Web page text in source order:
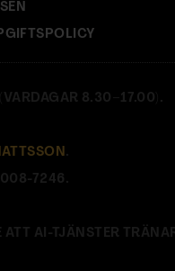
8.30–17.00).
.
7246.
AI-TJÄNSTER